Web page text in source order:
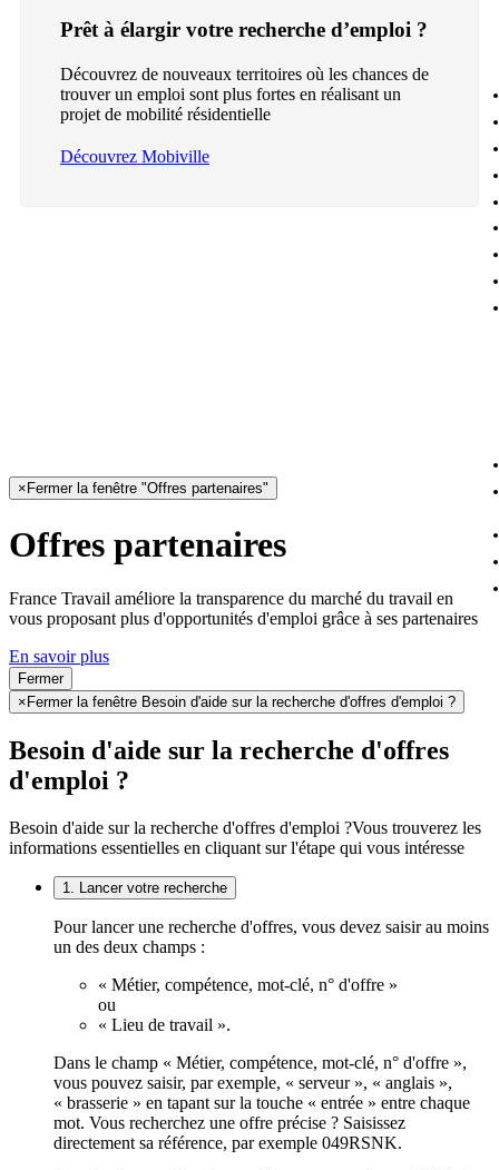
Prêt à élargir votre recherche d’emploi ?
Découvrez de nouveaux territoires où les chances de
trouver un emploi sont plus fortes en réalisant un
projet de mobilité résidentielle
Découvrez Mobiville
× Fermer la fenêtre "Offres partenaires"
Offres partenaires
France Travail améliore la transparence du marché du travail en
vous proposant plus d'opportunités d'emploi grâce à ses partenaires
En savoir plus
Fermer
× Fermer la fenêtre Besoin d'aide sur la recherche d'offres d'emploi ?
Besoin d'aide sur la recherche d'offres
d'emploi ?
Besoin d'aide sur la recherche d'offres d'emploi ?Vous trouverez les
informations essentielles en cliquant sur l'étape qui vous intéresse
1. Lancer votre recherche
Pour lancer une recherche d'offres, vous devez saisir au moins
un des deux champs :
« Métier, compétence, mot-clé, n° d'offre »
ou
« Lieu de travail ».
Dans le champ « Métier, compétence, mot-clé, n° d'offre »,
vous pouvez saisir, par exemple, « serveur », « anglais »,
« brasserie » en tapant sur la touche « entrée » entre chaque
mot. Vous recherchez une offre précise ? Saisissez
directement sa référence, par exemple 049RSNK.